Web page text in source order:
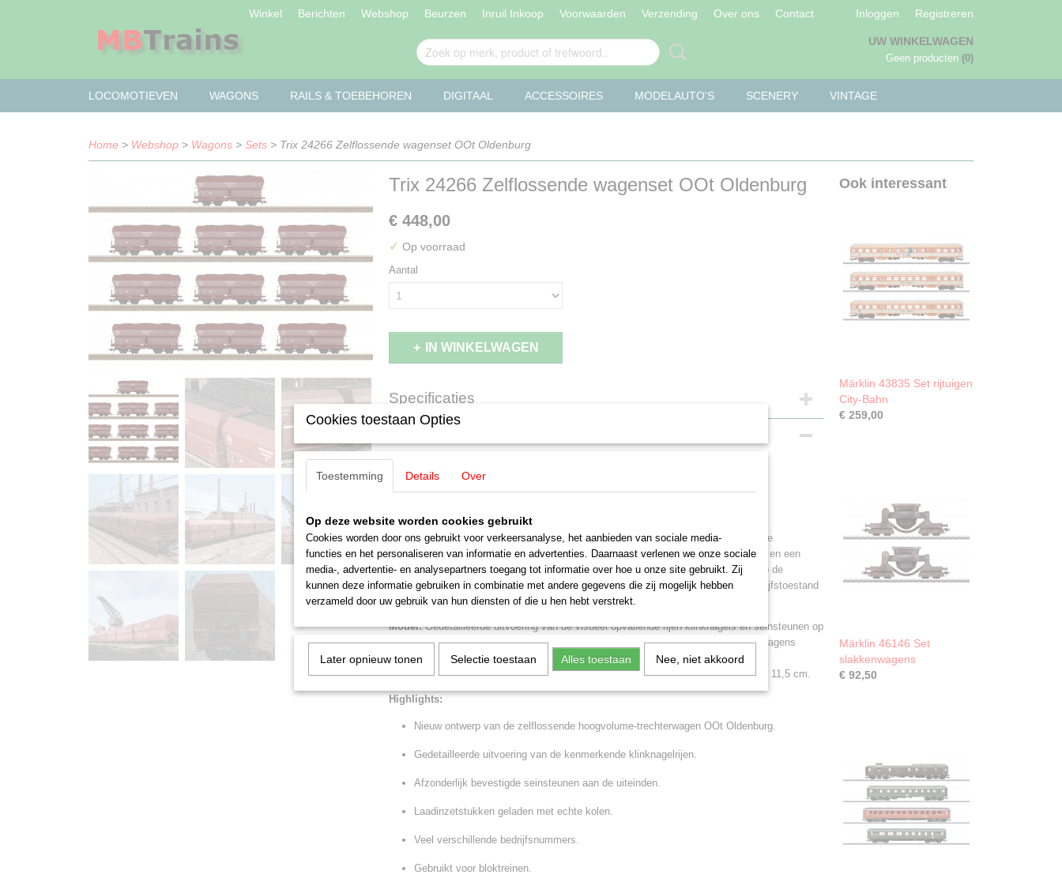
Winkel Berichten Webshop Beurzen Inruil Inkoop Voorwaarden Verzending Over ons Contact Inloggen Registreren
UW WINKELWAGEN
Geen producten (0)
LOCOMOTIEVEN WAGONS RAILS & TOEBEHOREN DIGITAAL ACCESSOIRES MODELAUTO'S SCENERY VINTAGE
Home > Webshop > Wagons > Sets > Trix 24266 Zelflossende wagenset OOt Oldenburg
Trix 24266 Zelflossende wagenset OOt Oldenburg
€ 448,00
✓ Op voorraad
Aantal
IN WINKELWAGEN
Specificaties
EAN code
Productcode leverancier
24266
Schaal
Staat
Trix 24266 Zelflossende wagenset OOt
Tien vierassige zelflossers met grote capaciteit, type OOt Oldenburg, van de Duitse
Reichsbahn-Gesellschaft (DRG). Uitgevoerd met een remplatform aan de voorzijde en een
handwiel aan één uiteinde van de wagen, alsmede seinsteunen aan de voorzijde op de
bovenwagen. Afgebeeld zijn de gestuurde assen. Gebruikt voor kolenvervoer. Bedrijfstoestand
eind jaren 20/begin jaren 30.
Model:Gedetailleerde uitvoering van de visueel opvallende rijen klinknagels en seinsteunen op
de bovenbouw. ??Imitatie van de stuurassen. Verschillende wagennummers. Alle wagens
hebben een remmersbordes en een voorste handwiel aan één zijde. Beladen met
ladinginzetstukken en echte kolen in schaalgrootte. Lengte over buffers per wagen: 11,5 cm.
Highlights:
Nieuw ontwerp van de zelflossende hoogvolume-trechterwagen OOt Oldenburg.
Gedetailleerde uitvoering van de kenmerkende klinknagelrijen.
Afzonderlijk bevestigde seinsteunen aan de uiteinden.
Laadinzetstukken geladen met echte kolen.
Veel verschillende bedrijfsnummers.
Gebruikt voor bloktreinen.
Ook interessant
Märklin 43835 Set rijtuigen
City-Bahn
€ 259,00
Märklin 46146 Set
slakkenwagens
€ 92,50
Cookies toestaan Opties
Toestemming Details Over
Op deze website worden cookies gebruikt
Cookies worden door ons gebruikt voor verkeersanalyse, het aanbieden van sociale media-
functies en het personaliseren van informatie en advertenties. Daarnaast verlenen we onze sociale
media-, advertentie- en analysepartners toegang tot informatie over hoe u onze site gebruikt. Zij
kunnen deze informatie gebruiken in combinatie met andere gegevens die zij mogelijk hebben
verzameld door uw gebruik van hun diensten of die u hen hebt verstrekt.
Later opnieuw tonen Selectie toestaan Alles toestaan Nee, niet akkoord